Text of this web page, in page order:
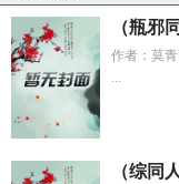
（瓶邪
作者：莫
...
（综同